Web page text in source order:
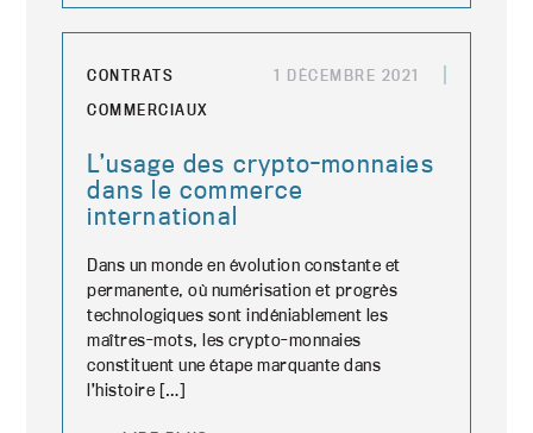
CONTRATS
COMMERCIAUX
1 DÉCEMBRE 2021
L’usage des crypto-monnaies
dans le commerce
international
Dans un monde en évolution constante et
permanente, où numérisation et progrès
technologiques sont indéniablement les
maîtres-mots, les crypto-monnaies
constituent une étape marquante dans
l’histoire […]